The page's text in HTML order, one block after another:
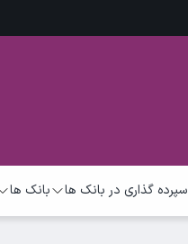
سپرده گذاری در بانک ها بانک ها